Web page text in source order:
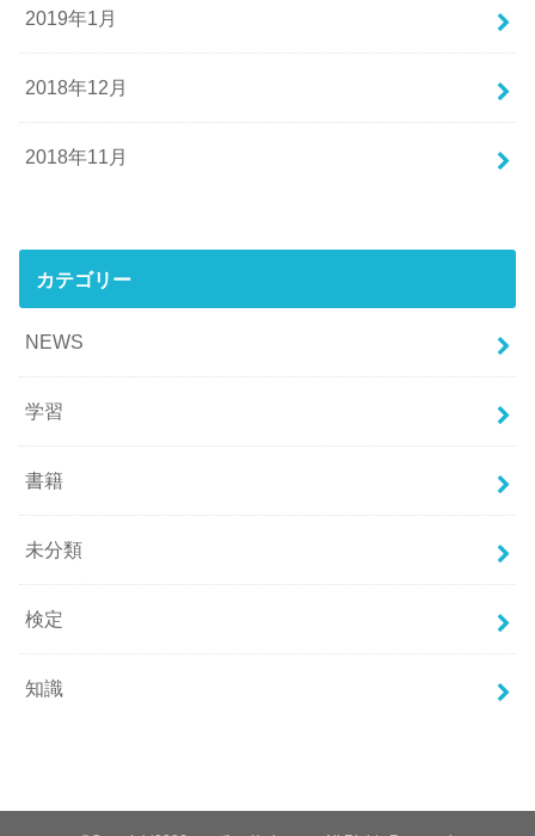
2019年1月
2018年12月
2018年11月
カテゴリー
NEWS
学習
書籍
未分類
検定
知識